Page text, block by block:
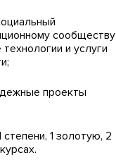
сообществу
и услуги
проекты
1 золотую, 2